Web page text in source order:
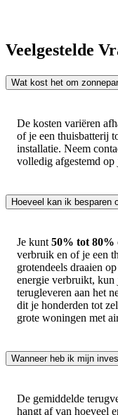
Veelgestelde
Wat kost het om
De kosten variëren
of je een thuisbatterij
installatie. Neem
volledig afgestemd
Hoeveel kan ik besparen
Je kunt 50% tot 80%
verbruik en of je een
grotendeels draaien
energie verbruikt, kun
terugleveren aan het
dit je honderden tot
grote woningen met
Wanneer heb ik mijn
De gemiddelde
hangt af van hoeveel